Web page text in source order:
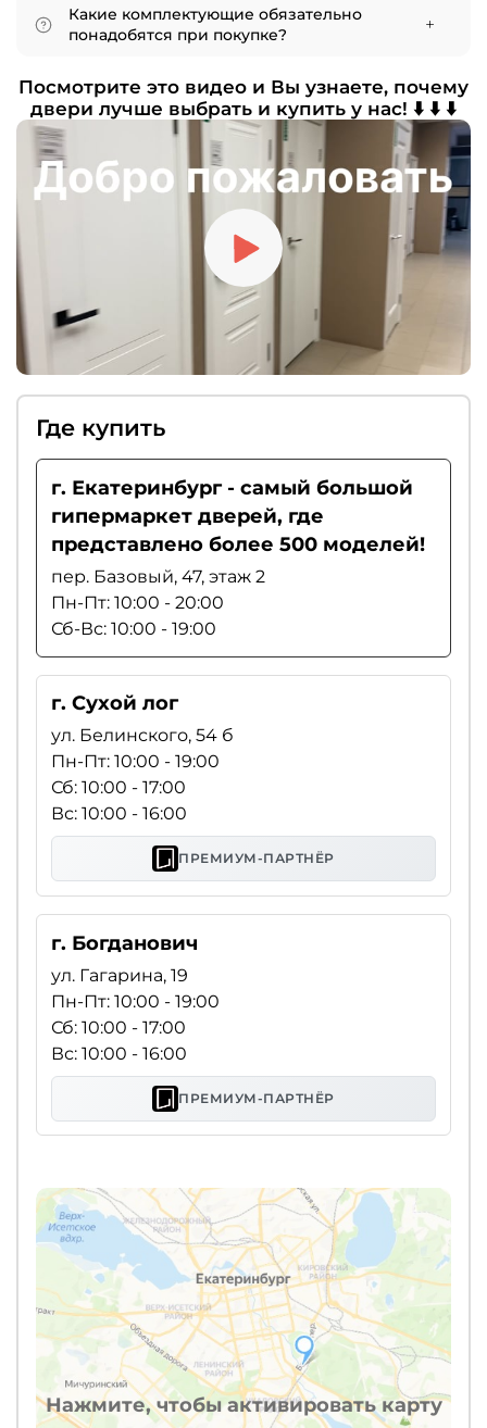
Фурнитура — это набор всех необходимых
функциональных элементов: ручки, петли,
замки, фиксаторы, а также дополнительные
пороги.
Какие комплектующие обязательно
понадобятся при покупке?
петли, дверные ручки и защёлки. По
желанию можно дополнить комплект
доводчиком, ограничителем хода или
«умным порогом». Если вы цените тишину,
рекомендуем выбирать магнитные замки.
Посмотрите это видео и Вы узнаете, почему
двери лучше выбрать и купить у нас! ⬇️ ⬇️ ⬇️
Нажмите, чтобы активировать карту
Где купить
г. Екатеринбург - самый большой
гипермаркет дверей, где
представлено более 500 моделей!
пер. Базовый, 47, этаж 2
Пн-Пт: 10:00 - 20:00
Сб-Вс: 10:00 - 19:00
г. Сухой лог
ул. Белинского, 54 б
Пн-Пт: 10:00 - 19:00
Сб: 10:00 - 17:00
Вс: 10:00 - 16:00
ПРЕМИУМ-ПАРТНЁР
г. Богданович
ул. Гагарина, 19
Пн-Пт: 10:00 - 19:00
Сб: 10:00 - 17:00
Вс: 10:00 - 16:00
ПРЕМИУМ-ПАРТНЁР